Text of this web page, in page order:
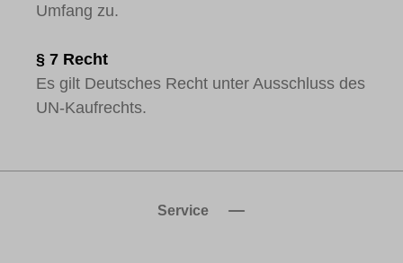
Umfang zu.
§ 7 Recht
Es gilt Deutsches Recht unter Ausschluss des
UN-Kaufrechts.
Service